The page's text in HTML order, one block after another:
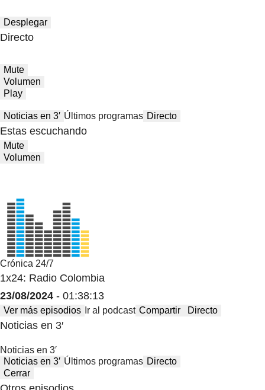
Desplegar
Directo
Mute
Volumen
Play
Noticias en 3′ Últimos programas Directo
Estas escuchando
Mute
Volumen
Crónica 24/7
1x24: Radio Colombia
23/08/2024 - 01:38:13
Ver más episodios Ir al podcast Compartir Directo
Noticias en 3′
Noticias en 3′
Noticias en 3′ Últimos programas Directo
Cerrar